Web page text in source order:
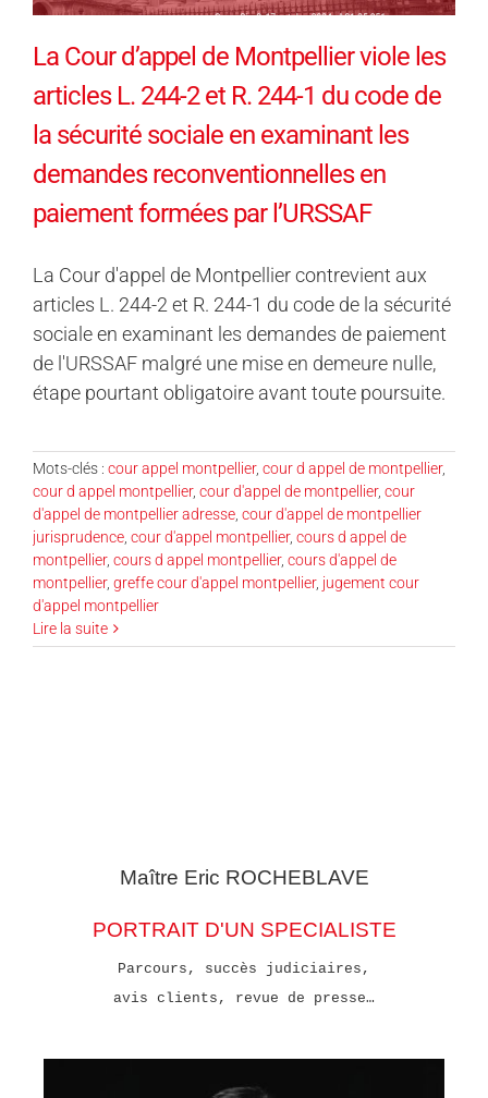
La Cour d’appel de Montpellier viole les
articles L. 244-2 et R. 244-1 du code de
la sécurité sociale en examinant les
demandes reconventionnelles en
paiement formées par l’URSSAF
La Cour d'appel de Montpellier contrevient aux
articles L. 244-2 et R. 244-1 du code de la sécurité
sociale en examinant les demandes de paiement
de l'URSSAF malgré une mise en demeure nulle,
étape pourtant obligatoire avant toute poursuite.
Mots-clés : cour appel montpellier, cour d appel de montpellier,
cour d appel montpellier, cour d'appel de montpellier, cour
d'appel de montpellier adresse cour d'appel de montpellier
jurisprudence cour d'appel montpellier, cours d appel de
montpellier, cours d appel montpellier, cours d'appel de
montpellier, greffe cour d'appel montpellier, jugement cour
d'appel montpellier
Lire la suite
Maître Eric ROCHEBLAVE
PORTRAIT D'UN SPECIALISTE
Parcours, succès judiciaires,
avis clients, revue de presse…